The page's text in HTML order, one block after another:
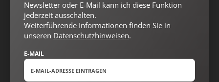
Nach oben
Newsletter oder E-Mail kann ich diese Funktion
jederzeit ausschalten.
Weiterführende Informationen finden Sie in
unseren Datenschutzhinweisen.
E-MAIL